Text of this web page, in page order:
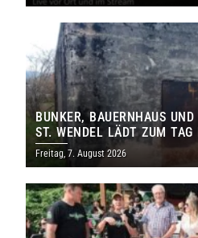
BUNKER, BAUERNHAUS
ST. WENDEL LÄDT ZUM TAG
DENKMALS EIN
Freitag, 7. August 2026